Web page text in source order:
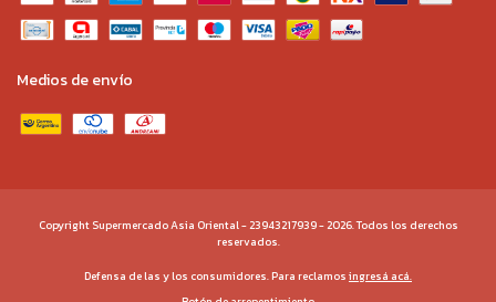
Medios de envío
Copyright Supermercado Asia Oriental - 23943217939 - 2026. Todos los derechos
reservados.
Defensa de las y los consumidores. Para reclamos ingresá acá.